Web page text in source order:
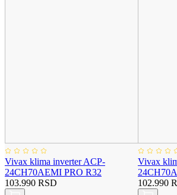
Vivax klima inverter ACP-
24CH70AEMI PRO R32
103.990 RSD
Vivax
102.990